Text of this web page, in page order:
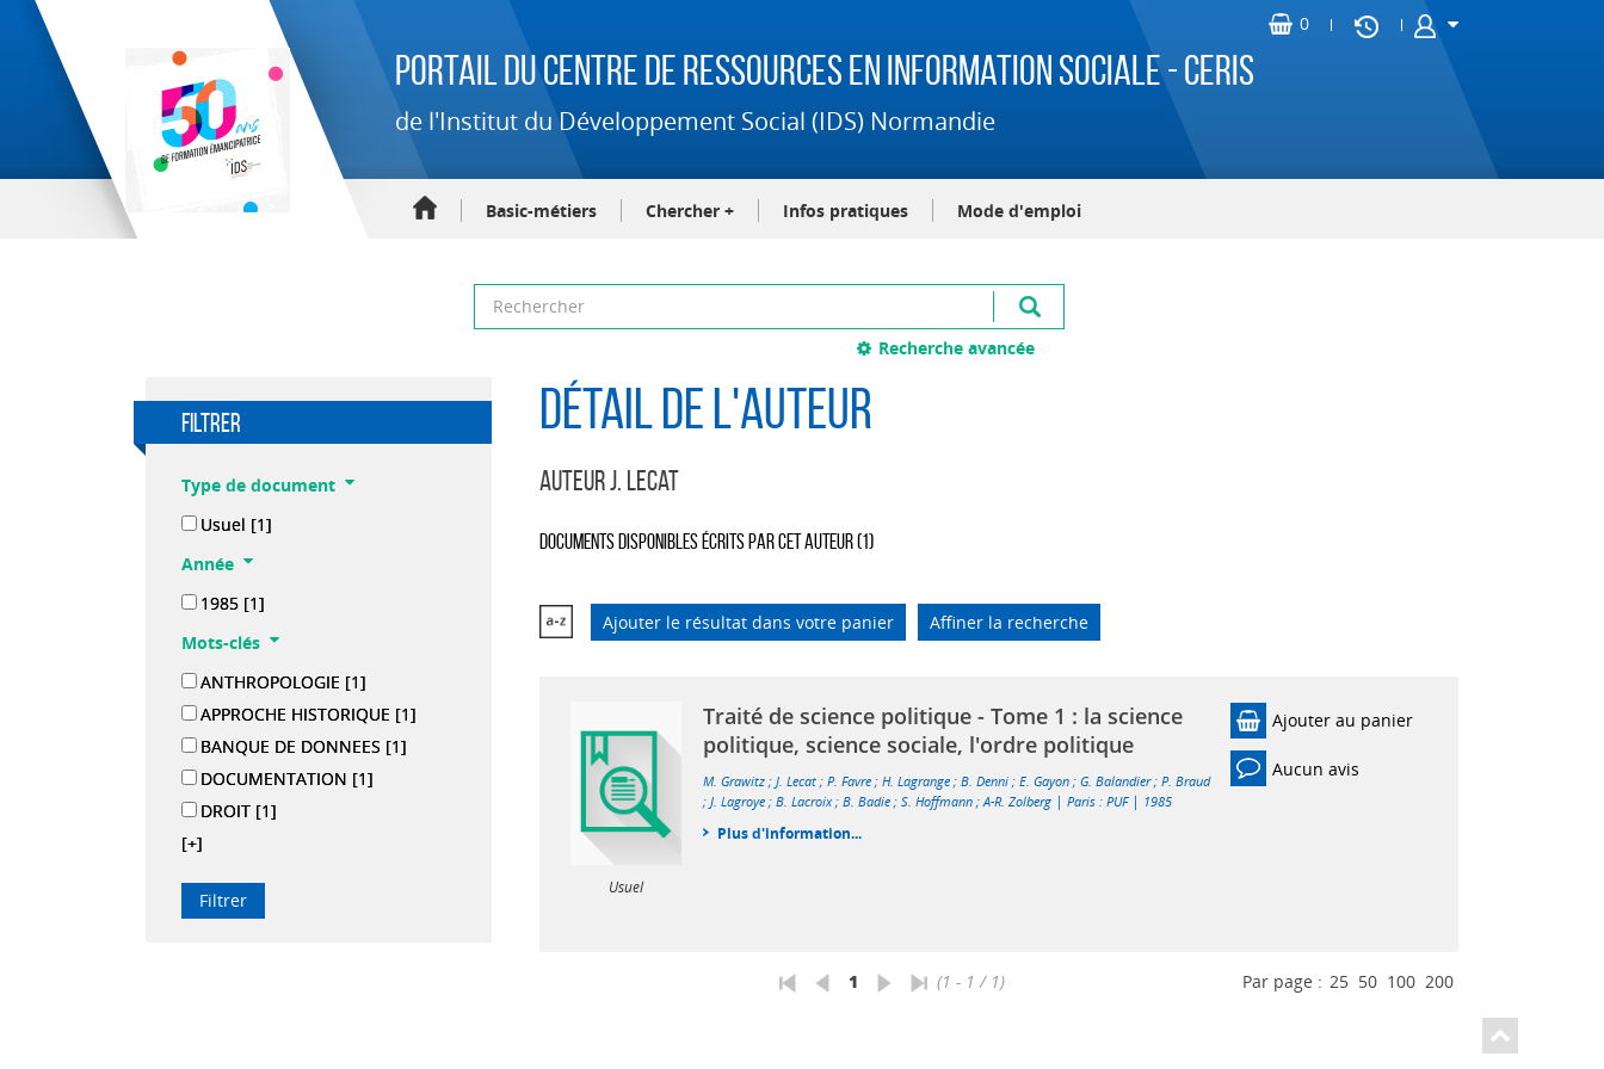
Portail du Centre de Ressources en Information Sociale - CERIS
de l'Institut du Développement Social (IDS) Normandie
Basic-métiers Chercher + Infos pratiques Mode d'emploi
Recherche avancée
filtrer
Type de document
Usuel [1]
Année
1985 [1]
Mots-clés
ANTHROPOLOGIE [1]
APPROCHE HISTORIQUE [1]
BANQUE DE DONNEES [1]
DOCUMENTATION [1]
DROIT [1]
[+]
Détail de l'auteur
Auteur J. Lecat
Documents disponibles écrits par cet auteur (1)
Ajouter le résultat dans votre panier Affiner la recherche
Usuel
Traité de science politique - Tome 1 : la science
politique, science sociale, l'ordre politique
M. Grawitz ;J. Lecat ;P. Favre ;H. Lagrange ;B. Denni ;E. Gayon ;G. Balandier;P. Braud
;J. Lagroye ;B. Lacroix;B. Badie ;S. Hoffmann ;A-R. Zolberg |Paris : PUF| 1985
Plus d'information...
Ajouter au panier
Aucun avis
1 (1 - 1 / 1) Par page : 25 50 100 200